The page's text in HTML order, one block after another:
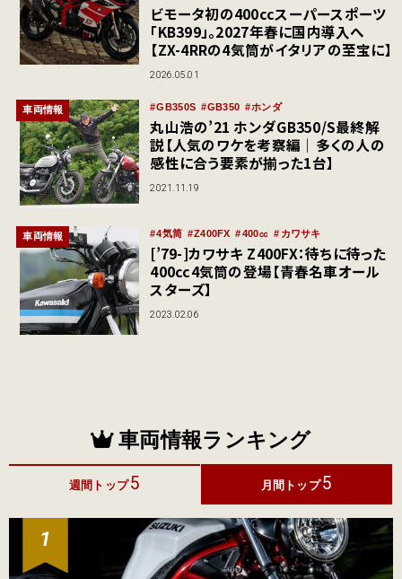
ビモータ初の400ccスーパースポーツ
「KB399」。2027年春に国内導入へ
【ZX-4RRの4気筒がイタリアの至宝に】
2026.05.01
車両情報 GB350S GB350 ホンダ
丸山浩の’21 ホンダGB350/S最終解
説【人気のワケを考察編｜多くの人の
感性に合う要素が揃った1台】
2021.11.19
車両情報 4気筒 Z400FX 400㏄ カワサキ
[’79-]カワサキ Z400FX：待ちに待った
400cc4気筒の登場【青春名車オール
スターズ】
2023.02.06
車両情報ランキング
週間トップ5 月間トップ 5